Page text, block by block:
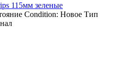
115мм зеленые
Condition: Новое Тип